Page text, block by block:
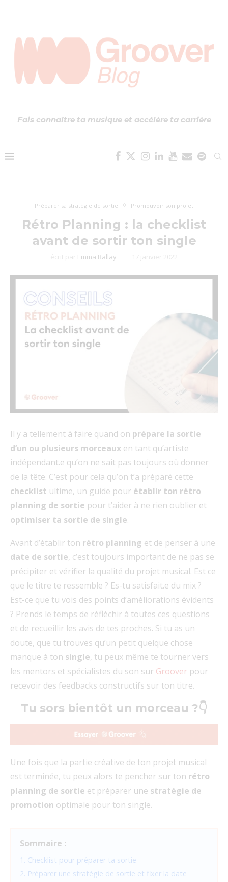
Fais connaître ta musique et accélère ta carrière
Préparer sa stratégie de sortie Promouvoir son projet
Rétro Planning : la checklist
avant de sortir ton single
écrit par Emma Ballay 17 janvier 2022
Il y a tellement à faire quand on prépare la sortie
d’un ou plusieurs morceaux en tant qu’artiste
indépendant.e qu’on ne sait pas toujours où donner
de la tête. C’est pour cela qu’on t’a préparé cette
checklist ultime, un guide pour établir ton rétro
planning de sortie pour t’aider à ne rien oublier et
optimiser ta sortie de single.
Avant d’établir ton rétro planning et de penser à une
date de sortie, c’est toujours important de ne pas se
précipiter et vérifier la qualité du projet musical. Est ce
que le titre te ressemble ? Es-tu satisfait.e du mix ?
Est-ce que tu vois des points d’améliorations évidents
? Prends le temps de réfléchir à toutes ces questions
et de recueillir les avis de tes proches. Si tu as un
doute, que tu trouves qu’un petit quelque chose
manque à ton single, tu peux même te tourner vers
les mentors et spécialistes du son sur Groover pour
recevoir des feedbacks constructifs sur ton titre.
Tu sors bientôt un morceau ?👇
Une fois que la partie créative de ton projet musical
est terminée, tu peux alors te pencher sur ton rétro
planning de sortie et préparer une stratégie de
promotion optimale pour ton single.
Sommaire :
1. Checklist pour préparer ta sortie
2. Préparer une stratégie de sortie et fixer la date